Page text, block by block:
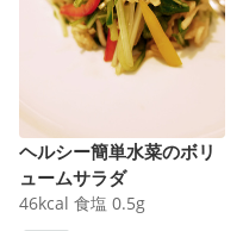
ヘルシー簡単水菜のボリ
ュームサラダ
46kcal 食塩 0.5g